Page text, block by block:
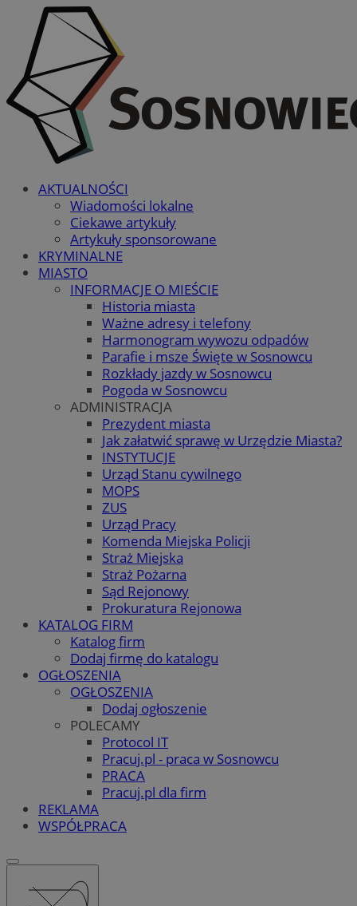
AKTUALNOŚCI
Wiadomości lokalne
Ciekawe artykuły
Artykuły sponsorowane
KRYMINALNE
MIASTO
INFORMACJE O MIEŚCIE
Historia miasta
Ważne adresy i telefony
Harmonogram wywozu odpadów
Parafie i msze Święte w Sosnowcu
Rozkłady jazdy w Sosnowcu
Pogoda w Sosnowcu
ADMINISTRACJA
Prezydent miasta
Jak załatwić sprawę w Urzędzie Miasta?
INSTYTUCJE
Urząd Stanu cywilnego
MOPS
ZUS
Urząd Pracy
Komenda Miejska Policji
Straż Miejska
Straż Pożarna
Sąd Rejonowy
Prokuratura Rejonowa
KATALOG FIRM
Katalog firm
Dodaj firmę do katalogu
OGŁOSZENIA
OGŁOSZENIA
Dodaj ogłoszenie
POLECAMY
Protocol IT
Pracuj.pl - praca w Sosnowcu
PRACA
Pracuj.pl dla firm
REKLAMA
WSPÓŁPRACA